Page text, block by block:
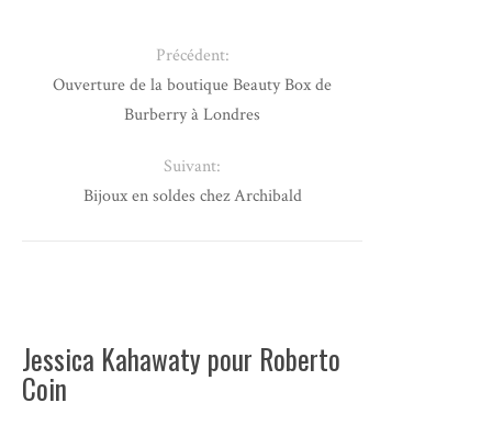
Jessica Kahawaty pour Roberto
Coin
Précédent:
Ouverture de la boutique Beauty Box de
Burberry à Londres
Suivant:
Bijoux en soldes chez Archibald